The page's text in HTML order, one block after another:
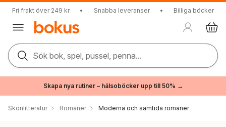
Fri frakt över 249 kr • Snabba leveranser • Billiga böcker
Sök bok, spel, pussel, penna...
Skapa nya rutiner – hälsoböcker upp till 50% →
Skönlitteratur Romaner Moderna och samtida romaner